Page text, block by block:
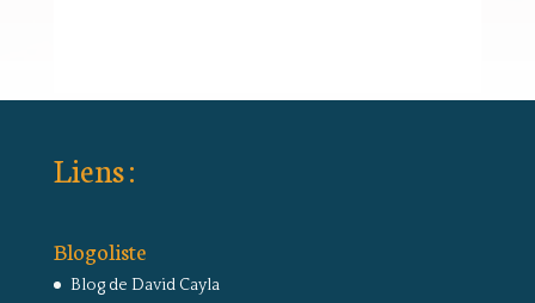
Liens :
Blogoliste
Blog de David Cayla